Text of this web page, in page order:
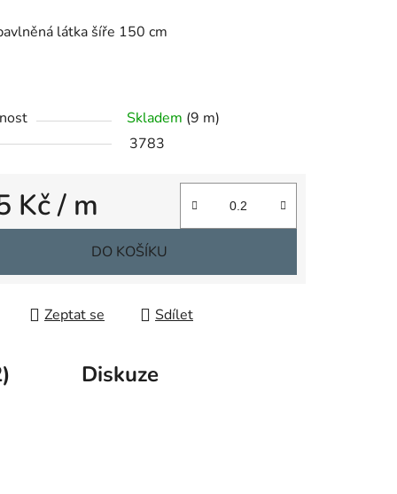
látka šíře 150 cm
Skladem (9 m)
3783
Kč/ m
DO KOŠÍKU
Zeptat se Sdílet
Diskuze